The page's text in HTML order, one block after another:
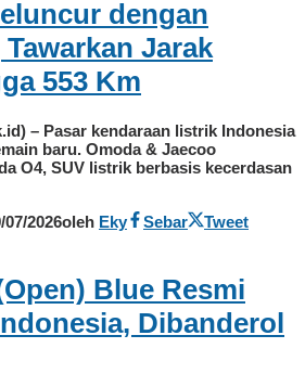
dengan
Jarak
553 Km
– Pasar kendaraan listrik Indonesia
baru. Omoda & Jaecoo
O4, SUV listrik berbasis kecerdasan
07/2026oleh Eky Sebar Tweet
Blue Resmi
Dibanderol